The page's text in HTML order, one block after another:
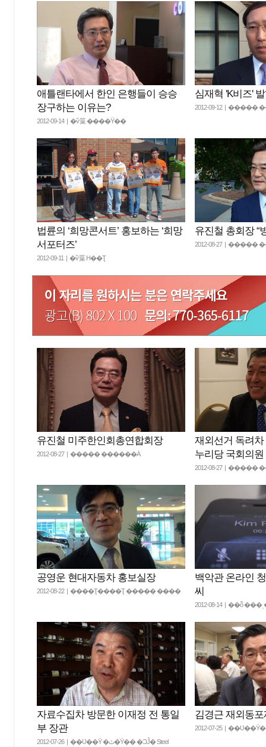
애틀랜타에서 한인 은행들이 승승
장구하는 이유는?
2012-09-14 | �ѷ罺 ����Ÿ��
심재혁 'K비즈'
2012-09-12 | �����
법륜의 ‘희망콘서트’ 홍보하는 ‘희망
서포터즈’
2012-09-11 | �ѷ罺 H��Ʈ
유진철 총회장 “
2012-08-27 | �����
유진철 미주한인회총연합회장
2012-08-27 | ����� ������Ȧ
재외선거 독려
누리당 국회의원
2012-08-27 | �����
공영운 현대자동차 홍보실장
2012-08-22 | ����Ʈ����Ʈ ����� ����
백악관 온라인
씨
2012-08-14 | ��ȭ
자료수집차 방문한 이재정 전 통일
부 장관
2012-07-26 | ��Ʋ��Ÿ �ٿ�Ÿ�� �ϽĴ� Steel
김경근 재외동
2012-07-25 |